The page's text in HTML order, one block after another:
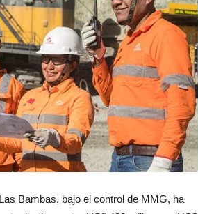
Bambas, bajo el control de MMG, ha